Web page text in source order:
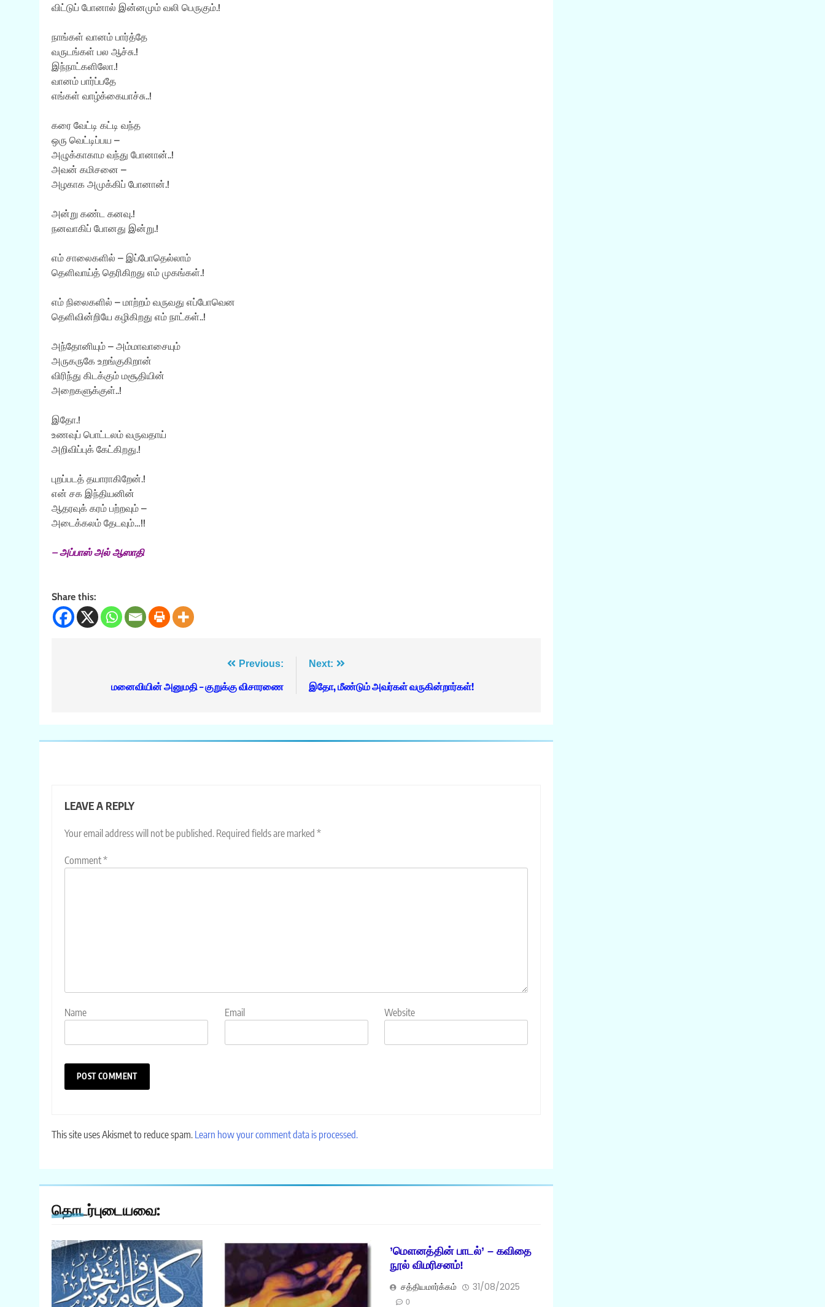
விட்டுப் போனால் இன்னமும் வலி பெருகும்.!
நாங்கள் வானம் பார்த்தே
வருடங்கள் பல ஆச்சு.!
இந்நாட்களிலோ.!
வானம் பார்ப்பதே
எங்கள் வாழ்க்கையாச்சு..!
கரை வேட்டி கட்டி வந்த
ஒரு வெட்டிப்பய –
அழுக்காகாம வந்து போனான்..!
அவன் கமிசனை –
அழகாக அமுக்கிப் போனான்.!
அன்று கண்ட கனவு.!
நனவாகிப் போனது இன்று.!
எம் சாலைகளில் – இப்போதெல்லாம்
தெளிவாய்த் தெரிகிறது எம் முகங்கள்.!
எம் நிலைகளில் – மாற்றம் வருவது எப்போவென
தெளிவின்றியே கழிகிறது எம் நாட்கள்..!
அந்தோனியும் – அம்மாவாசையும்
அருகருகே உறங்குகிறான்
விரிந்து கிடக்கும் மசூதியின்
அறைகளுக்குள்..!
இதோ.!
உணவுப் பொட்டலம் வருவதாய்
அறிவிப்புக் கேட்கிறது.!
புறப்படத் தயாராகிறேன்.!
என் சக இந்தியனின்
ஆதரவுக் கரம் பற்றவும் –
அடைக்கலம் தேடவும்…!!
– அப்பாஸ் அல் ஆஸாதி
Share this:
navigation
Previous:
மனைவியின் அனுமதி – குறுக்கு விசாரணை
Next:
இதோ, மீண்டும் அவர்கள் வருகின்றார்கள்!
LEAVE A REPLY
Your email address will not be published. Required fields are marked *
Comment*
Name Email Website
This site uses Akismet to reduce spam. Learn how your comment data is processed.
தொடர்புடையவை:
’மௌனத்தின் பாடல்’ – கவிதை
நூல் விமரிசனம்!
சத்தியமார்க்கம்
31/08/2025
0